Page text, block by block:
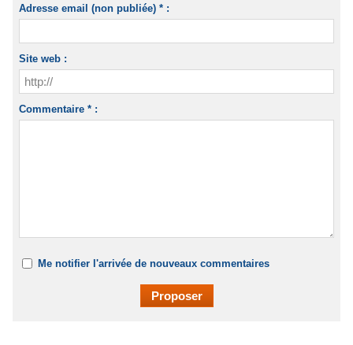
Adresse email (non publiée) * :
Site web :
Commentaire * :
Me notifier l'arrivée de nouveaux commentaires